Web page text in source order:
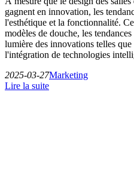
gagnent en innovation, les
l'esthétique et la fonctionnalité.
modèles de douche, les
lumière des innovations telles
l'intégration de technologies
2025-03-27Marketing
Lire la suite